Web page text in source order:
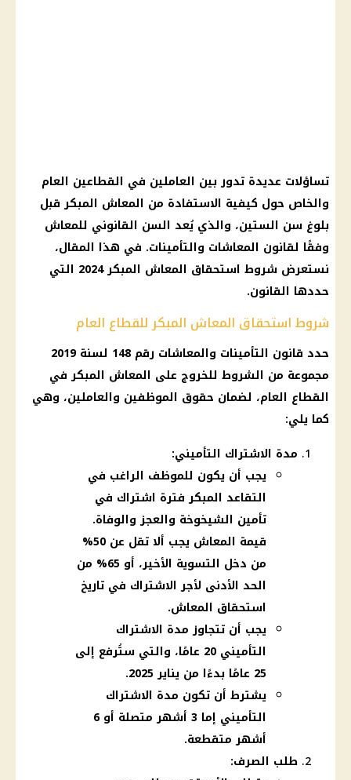
تساؤلات عديدة تدور بين العاملين في القطاعين العام
والخاص حول كيفية الاستفادة من المعاش المبكر قبل
بلوغ سن الستين، والذي يُعد السن القانوني للمعاش
وفقًا لقانون المعاشات والتأمينات. في هذا المقال،
نستعرض شروط استحقاق المعاش
المبكر 2024 التي
حددها القانون.
شروط استحقاق المعاش المبكر للقطاع العام
حدد قانون التأمينات
والمعاشات رقم 148 لسنة 2019
مجموعة من الشروط للخروج على المعاش المبكر في
القطاع العام، لضمان حقوق الموظفين والعاملين، وهي
كما يلي:
مدة الاشتراك التأميني:
يجب أن يكون للموظف الراغب في
التقاعد المبكر فترة اشتراك في
تأمين الشيخوخة والعجز والوفاة.
قيمة المعاش يجب ألا تقل عن 50%
من دخل التسوية الأخير، أو 65% من
الحد الأدنى لأجر الاشتراك في تاريخ
استحقاق المعاش.
يجب أن تتجاوز مدة الاشتراك
التأميني 20 عامًا، والتي ستُرفع إلى
25 عامًا بدءًا من يناير 2025.
يشترط أن تكون مدة الاشتراك
التأميني إما 3 أشهر متصلة أو 6
أشهر متقطعة.
طلب الصرف: